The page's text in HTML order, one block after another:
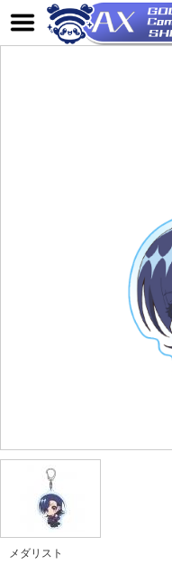
メダリスト